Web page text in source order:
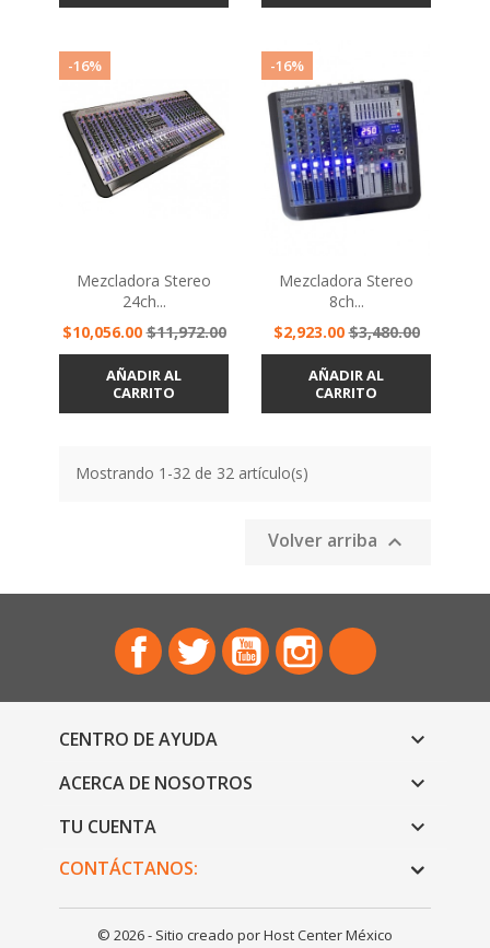
-16%
Mezcladora Stereo
24ch...
Precio
$10,056.00Precio
base
$11,972.00
AÑADIR AL
CARRITO
-16%
Mezcladora Stereo
8ch...
Precio
$2,923.00Precio
base
$3,480.00
AÑADIR AL
CARRITO
Mostrando 1-32 de 32 artículo(s)
Volver arriba 
FacebookTwitter YouTubeInstagram
CENTRO DE AYUDA 
ACERCA DE NOSOTROS 
TU CUENTA 
CONTÁCTANOS:
© 2026 - Sitio creado por Host Center México